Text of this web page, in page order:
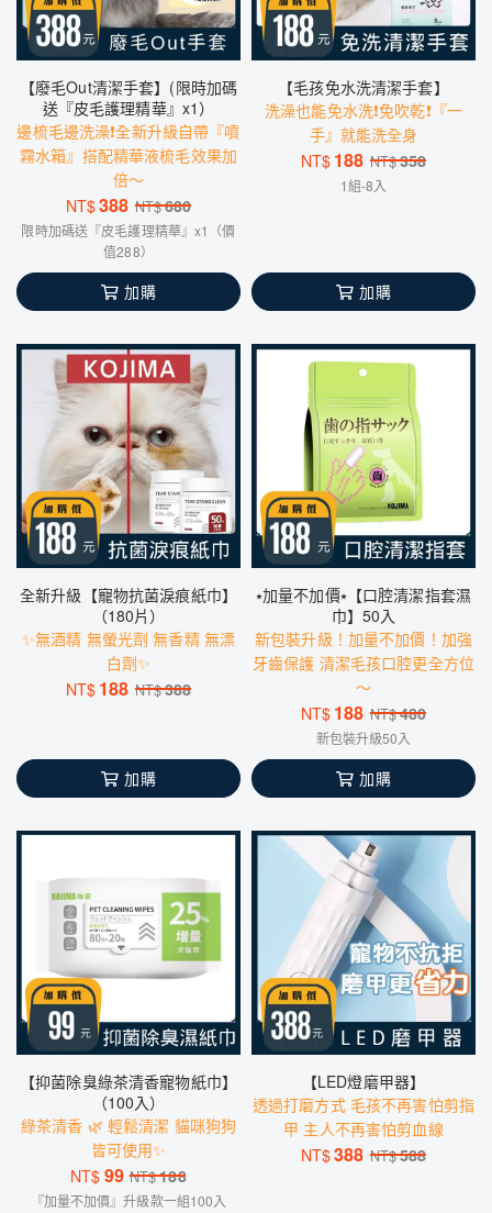
【廢毛Out清潔手套】(限時加碼
送『皮毛護理精華』x1）
邊梳毛邊洗澡❗️全新升級自帶『噴
霧水箱』搭配精華液梳毛效果加
倍～
NT$388 NT$680
限時加碼送『皮毛護理精華』x1（價
值288）
加購
【毛孩免水洗清潔手套】
洗澡也能免水洗❗免吹乾❗『一
手』就能洗全身
NT$ 188 NT$358
1組-8入
加購
全新升級【寵物抗菌淚痕紙巾】
（180片）
✨無酒精 無螢光劑 無香精 無漂
白劑✨
NT$ 188 NT$388
加購
⭑加量不加價⭑【口腔清潔指套濕
巾】50入
新包裝升級！加量不加價！加強
牙齒保護 清潔毛孩口腔更全方位
～
NT$ 188 NT$480
新包裝升級50入
加購
【抑菌除臭綠茶清香寵物紙巾】
（100入）
綠茶清香 🌿 輕鬆清潔 貓咪狗狗
皆可使用✨
NT$ 99 NT$188
『加量不加價』升級款一組100入
【LED燈磨甲器】
透過打磨方式 毛孩不再害怕剪指
甲 主人不再害怕剪血線
NT$388 NT$588